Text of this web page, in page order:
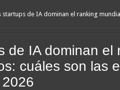
startups de IA dominan el ranking
de IA dominan el
cuáles son las